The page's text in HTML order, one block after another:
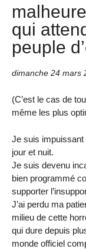
qui
peuple
dimanche 24 mars
(C’est le cas de
même les plus
Je suis
jour et nuit.
Je suis devenu
bien programmé
supporter
J’ai perdu ma
milieu de cette
qui dure depuis
monde officiel